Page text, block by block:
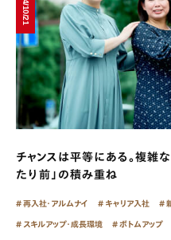
チャンスは平等にある。複雑
たり前」の積み重ね
再入社・アルムナイ キャリア入社
スキルアップ・成長環境 ボトムアップ